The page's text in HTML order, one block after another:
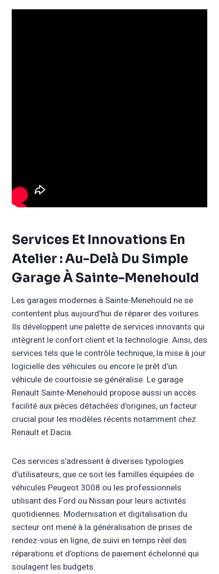
Services Et Innovations En
Atelier : Au-Delà Du Simple
Garage À Sainte-Menehould
Les garages modernes à Sainte-Menehould ne se
contentent plus aujourd’hui de réparer des voitures.
Ils développent une palette de services innovants qui
intègrent le confort client et la technologie. Ainsi, des
services tels que le contrôle technique, la mise à jour
logicielle des véhicules ou encore le prêt d’un
véhicule de courtoisie se généralise. Le garage
Renault Sainte-Menehould propose aussi un accès
facilité aux pièces détachées d’origines, un facteur
crucial pour les modèles récents notamment chez
Renault et Dacia.
Ces services s’adressent à diverses typologies
d’utilisateurs, que ce soit les familles équipées de
véhicules Peugeot 3008 ou les professionnels
utilisant des Ford ou Nissan pour leurs activités
quotidiennes. Modernisation et digitalisation du
secteur ont mené à la généralisation de prises de
rendez-vous en ligne, de suivi en temps réel des
réparations et d’options de paiement échelonné qui
soulagent les budgets.